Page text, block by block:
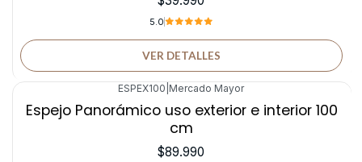
5.0
VER DETALLES
ESPEX100 Mercado Mayor
Espejo Panorámico uso exterior e interior 100
cm
$89.990